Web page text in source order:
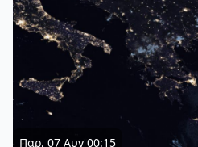
Παρ, 07 Αυγ 00:15